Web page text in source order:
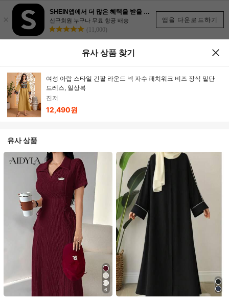
앱을 다운로드하기
×
SHEIN앱에서 더 많은 혜택을 받을 수 있어요.
신규회원 누구나 무료 항공 배송
(11,000)
유사 상품 찾기
여성 아랍 스타일 긴팔 라운드 넥 자수 패치워크 비즈 장식 밑단
드레스, 일상복
진저
12,490원
유사 상품
6